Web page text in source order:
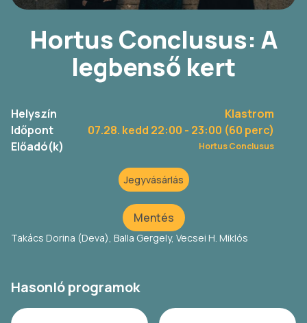
Hortus Conclusus: A
legbenső kert
Helyszín
Klastrom
Időpont
07.28. kedd 22:00 - 23:00 (60 perc)
Előadó(k)
Hortus Conclusus
Jegyvásárlás
Mentés
Takács Dorina (Deva), Balla Gergely, Vecsei H. Miklós
Hasonló programok